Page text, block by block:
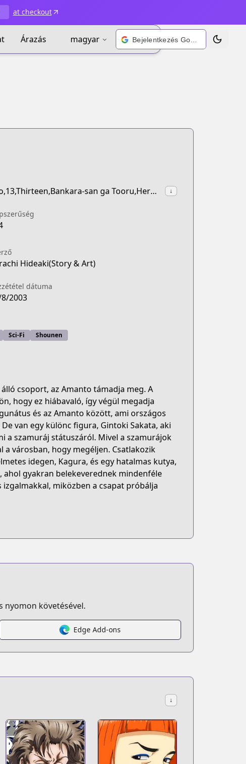
at checkout
Árazás magyar Téma
synonyms:Dandelion,Shiro Kuro,Black and White,Shirokuro,13,Thirteen,Bankara-san ga Tooru,Here Comes Mr. Uncivilised,Silver Soul ↓
Hideaki(Story & Art)
dátuma
2003
Sci-Fi Shounen
csoport, az Amanto támadja meg. A
hogy ez hiábavaló, így végül megadja
és az Amanto között, ami országos
van egy különc figura, Gintoki Sakata, aki
a szamuráj státuszáról. Mivel a szamurájok
városban, hogy megéljen. Csatlakozik
idegen, Kagura, és egy hatalmas kutya,
ahol gyakran belekeverednek mindenféle
miközben a csapat próbálja
nyomon követésével.
Edge Add-ons
↓